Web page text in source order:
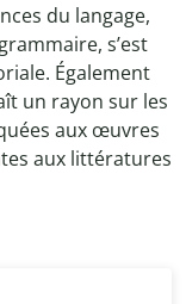
du langage,
s’est
Également
un rayon sur les
aux œuvres
aux littératures